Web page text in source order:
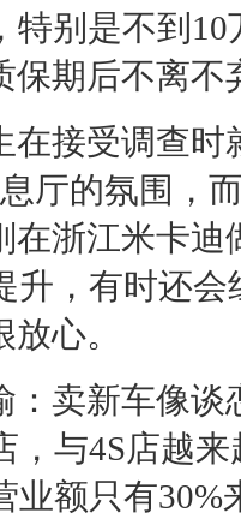
特别是不到
保期后不离不
在接受调查
厅的氛围，
在浙江米卡
升，有时还
心。
卖新车像谈
，与4S店越来
业额只有